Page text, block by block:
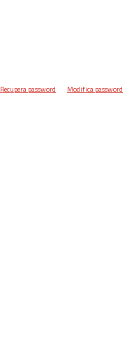
Recupera password Modifica password